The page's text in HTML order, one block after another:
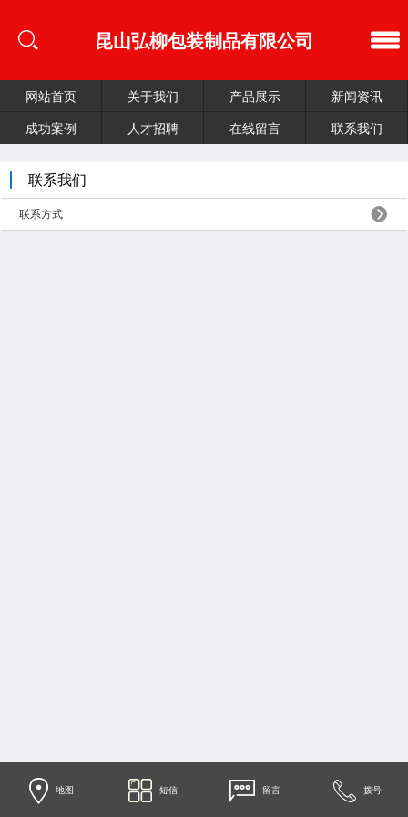
昆山弘柳包装制品有限公司
网站首页 关于我们 产品展示
新闻资讯
成功案例
人才招聘 在线留言 联系我们
联系我们
联系方式
地图 短信 留言 拨号